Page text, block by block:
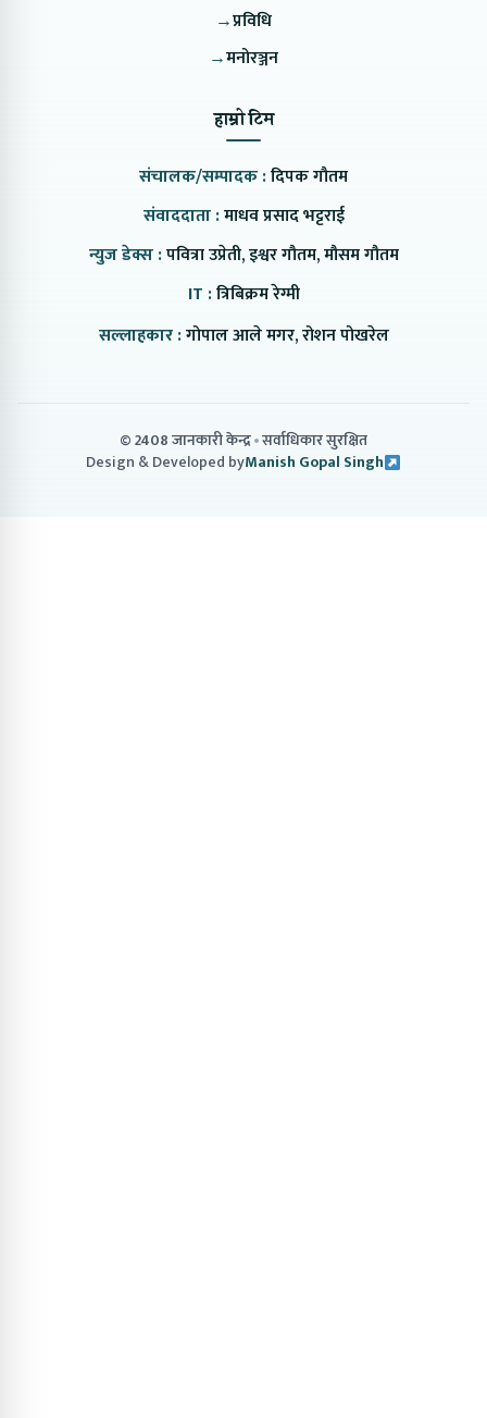
→प्रविधि
→मनोरञ्जन
हाम्रो टिम
संचालक/सम्पादक :दिपक गौतम
संवाददाता :माधव प्रसाद भट्टराई
न्युज डेक्स :पवित्रा उप्रेती, इश्वर गौतम, मौसम गौतम
IT :त्रिबिक्रम रेग्मी
सल्लाहकार :गोपाल आले मगर, रोशन पोखरेल
© 2408 जानकारी केन्द्र सर्वाधिकार सुरक्षित
Design & Developed byManish Gopal Singh